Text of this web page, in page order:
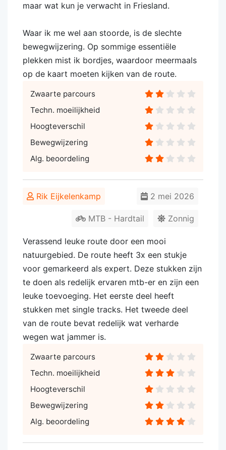
maar wat kun je verwacht in Friesland.
Waar ik me wel aan stoorde, is de slechte
bewegwijzering. Op sommige essentiële
plekken mist ik bordjes, waardoor meermaals
op de kaart moeten kijken van de route.
Zwaarte parcours
Techn. moeilijkheid
Hoogteverschil
Bewegwijzering
Alg. beoordeling
Rik Eijkelenkamp 2 mei 2026
Zonnig
MTB - Hardtail
Verassend leuke route door een mooi
natuurgebied. De route heeft 3x een stukje
voor gemarkeerd als expert. Deze stukken zijn
te doen als redelijk ervaren mtb-er en zijn een
leuke toevoeging. Het eerste deel heeft
stukken met single tracks. Het tweede deel
van de route bevat redelijk wat verharde
wegen wat jammer is.
Zwaarte parcours
Techn. moeilijkheid
Hoogteverschil
Bewegwijzering
Alg. beoordeling